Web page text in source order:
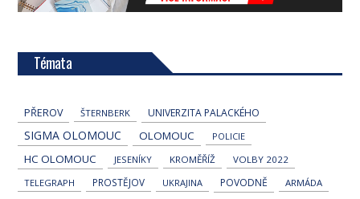
Témata
PŘEROV ŠTERNBERK UNIVERZITA PALACKÉHO
SIGMA OLOMOUC OLOMOUC POLICIE
HC OLOMOUC JESENÍKY KROMĚŘÍŽ
VOLBY 2022
TELEGRAPH
PROSTĚJOV UKRAJINA POVODNĚ ARMÁDA